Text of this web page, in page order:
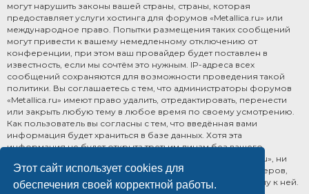
Этот сайт использует cookies для
обеспечения своей корректной работы.
могут нарушить законы вашей страны, страны, которая
предоставляет услуги хостинга для форумов «Metallica.ru» или
международное право. Попытки размещения таких сообщений
могут привести к вашему немедленному отключению от
конференции, при этом ваш провайдер будет поставлен в
известность, если мы сочтём это нужным. IP-адреса всех
сообщений сохраняются для возможности проведения такой
политики. Вы соглашаетесь с тем, что администраторы форумов
«Metallica.ru» имеют право удалить, отредактировать, перенести
или закрыть любую тему в любое время по своему усмотрению.
Как пользователь вы согласны с тем, что введённая вами
информация будет храниться в базе данных. Хотя эта
информация не будет открыта третьим лицам без вашего
разрешения, ни администрация конференции «Metallica.ru», ни
phpBB Limited не может быть ответственна за действия хакеров,
которые могут привести к несанкционированному доступу к ней.